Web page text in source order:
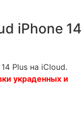
iPhone 14
Plus на iCloud.
украденных и